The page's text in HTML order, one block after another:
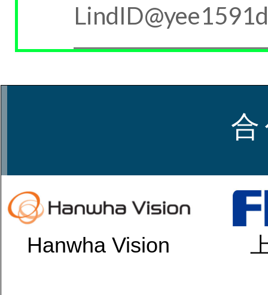
LindID@yee1591d
合
Hanwha Vision